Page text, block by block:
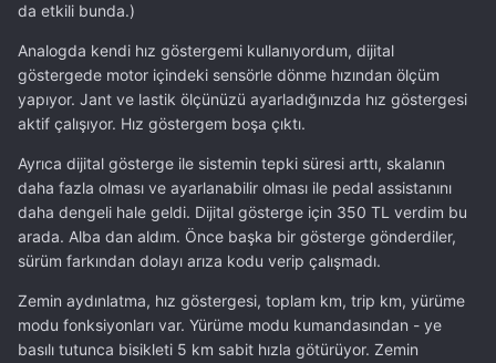
da etkili bunda.)
Analogda kendi hız göstergemi kullanıyordum, dijital
göstergede motor içindeki sensörle dönme hızından ölçüm
yapıyor. Jant ve lastik ölçünüzü ayarladığınızda hız göstergesi
aktif çalışıyor. Hız göstergem boşa çıktı.
Ayrıca dijital gösterge ile sistemin tepki süresi arttı, skalanın
daha fazla olması ve ayarlanabilir olması ile pedal assistanını
daha dengeli hale geldi. Dijital gösterge için 350 TL verdim bu
arada. Alba dan aldım. Önce başka bir gösterge gönderdiler,
sürüm farkından dolayı arıza kodu verip çalışmadı.
Zemin aydınlatma, hız göstergesi, toplam km, trip km, yürüme
modu fonksiyonları var. Yürüme modu kumandasından - ye
basılı tutunca bisikleti 5 km sabit hızla götürüyor. Zemin